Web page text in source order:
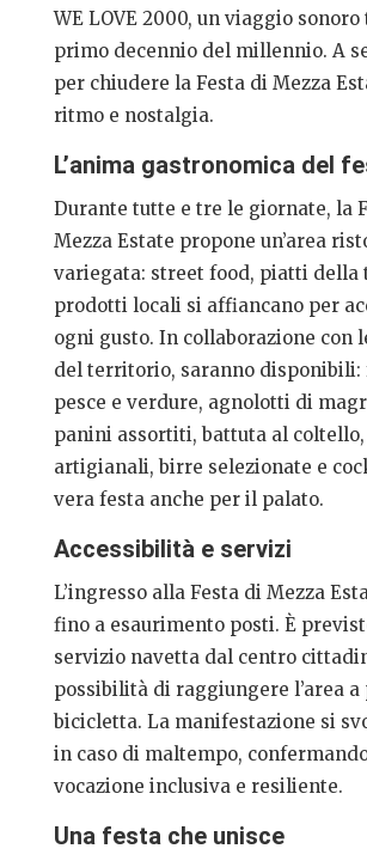
WE LOVE 2000, un viaggio
primo decennio del millennio. A
per chiudere la Festa di Mezza
ritmo e nostalgia.
L’anima gastronomica del
Durante tutte e tre le giornate, la
Mezza Estate propone un’area
variegata: street food, piatti della
prodotti locali si affiancano per
ogni gusto. In collaborazione con
del territorio, saranno
pesce e verdure, agnolotti di
panini assortiti, battuta al
artigianali, birre selezionate e
vera festa anche per il palato.
Accessibilità e servizi
L’ingresso alla Festa di Mezza
fino a esaurimento posti. È
servizio navetta dal centro
possibilità di raggiungere l’area
bicicletta. La manifestazione si
in caso di maltempo,
vocazione inclusiva e resiliente.
Una festa che unisce